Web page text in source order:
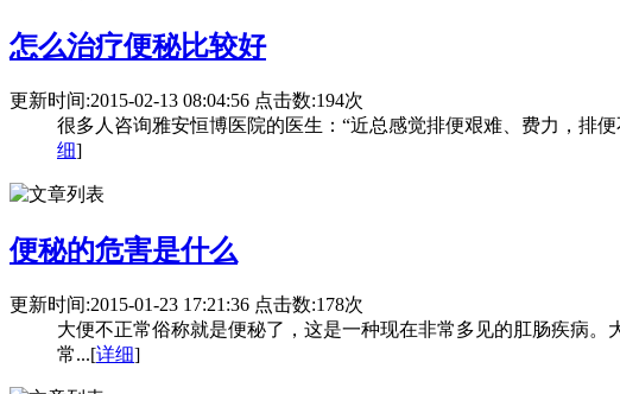
怎么治疗便秘比较好
更新时间:2015-02-13 08:04:56 点击数:194次
很多人咨询雅安恒博医院的医生：“近总感觉排便艰难、费力，排
细]
便秘的危害是什么
更新时间:2015-01-23 17:21:36 点击数:178次
大便不正常俗称就是便秘了，这是一种现在非常多见的肛肠疾病
常...[详细]